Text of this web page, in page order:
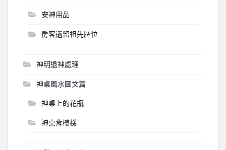
安神用品
房客遺留祖先牌位
神明退神處理
神桌風水圖文篇
神桌上的花瓶
神桌背樓梯